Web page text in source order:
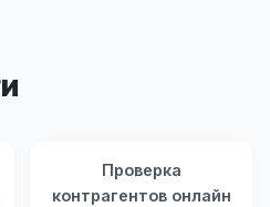
Проверка
контрагентов онлайн